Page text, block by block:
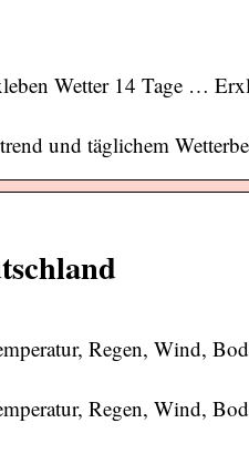
Wetter 14 Tage …
und täglichem
Regen, Wind,
Regen, Wind,